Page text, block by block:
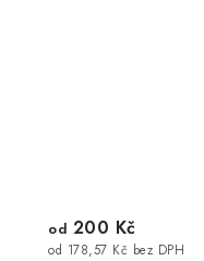
od 178,57 Kč bez DPH
od 200 Kč